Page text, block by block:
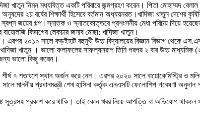
খাতুন নিম্ন মধ্যবিত্ত একটি পরিবারে জন্মগ্রহণ করেন। পিতা মোহাম্মদ
২য় বর্ষের শিক্ষার্থী হিসেবে বর্তমান অধ্যয়নরত।খাদিজা খাতুন দেশের
স্বপ্ন জয়ের গল্প।স্নাতক ও স্নাতকোত্তরে প্রশংসনীয় মেধা পরিচয় দিয়ে
বায়োলজি বিভাগের লেকচার জনাব মোছা: খাদিজা খাতুন।
এরপর ২০১০ সালে কড়ইহাট বহুমুখী উচ্চ বিদ্যালয়ের বিজ্ঞান বিভাগ থেকে
খাতুন । ভালো ফলাফলের সাফল্যসরূপ তিনি পরপর ২ বার উচ্চ
ভালো কিছু করেন।
শীর্ষ ৭ শতাংশে স্থান অর্জন করে নেন। এরপর ২০২০ সালে বায়োকেমিস্ট্রি
মাননীয় প্রধানমন্ত্রী শেখ হাসিনা কর্তৃক এনএসটি ফেলোশিপ গবেষণা অনুদান
সূত্রসহ প্রকাশ করে থাকি। তাই কোন খবর নিয়ে আপত্তি বা অভিযোগ